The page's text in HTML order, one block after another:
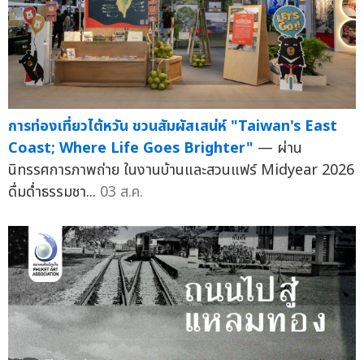
การท่องเที่ยวไต้หวัน ชวนสัมผัสเสน่ห์ "Taiwan's East
Coast; Where Life Goes Brighter" — ผ่าน
นิทรรศการภาพถ่าย ในงานบ้านและสวนแฟร์ Midyear 2026
ดื่มด่ำธรรมชา... 03 ส.ค.